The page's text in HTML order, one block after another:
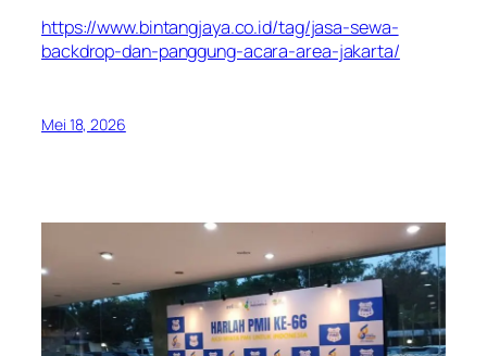
https://www.bintangjaya.co.id/tag/jasa-sewa-
backdrop-dan-panggung-acara-area-jakarta/
Mei 18, 2026